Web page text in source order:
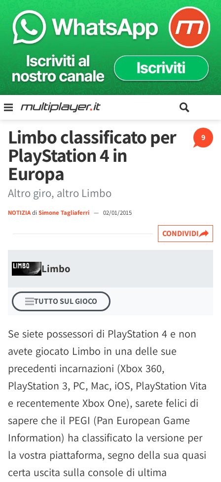
9
Limbo classificato per
PlayStation 4 in
Europa
Altro giro, altro Limbo
NOTIZIAdi Simone Tagliaferri — 02/01/2015
CONDIVIDI
Limbo
TUTTO SUL GIOCO
Se siete possessori di PlayStation 4 e non
avete giocato Limbo in una delle sue
precedenti incarnazioni (Xbox 360,
PlayStation 3, PC, Mac, iOS, PlayStation Vita
e recentemente Xbox One), sarete felici di
sapere che il PEGI (Pan European Game
Information) ha classificato la versione per
la vostra piattaforma, segno della sua quasi
certa uscita sulla console di ultima